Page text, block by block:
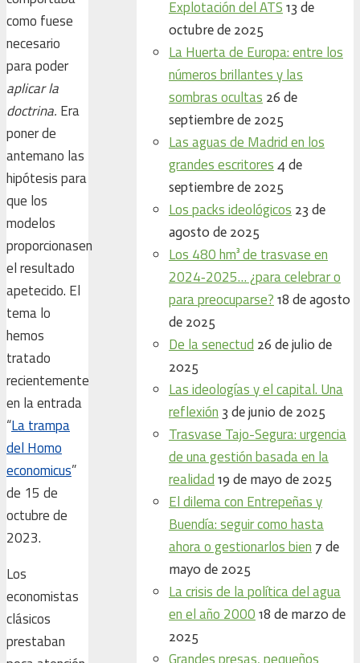
como fuese
necesario
para poder
aplicar la
doctrina. Era
poner de
antemano las
hipótesis para
que los
modelos
proporcionasen
el resultado
apetecido. El
tema lo
hemos
tratado
recientemente
en la entrada
“La trampa
del Homo
economicus”
de 15 de
octubre de
2023.
Los
economistas
clásicos
prestaban
Explotación del ATS 13 de
octubre de 2025
La Huerta de Europa: entre los
números brillantes y las
sombras ocultas 26 de
septiembre de 2025
Las aguas de Madrid en los
grandes escritores 4 de
septiembre de 2025
Los packs ideológicos 23 de
agosto de 2025
Los 480 hm³ de trasvase en
2024‑2025… ¿para celebrar o
para preocuparse? 18 de agosto
de 2025
De la senectud 26 de julio de
2025
Las ideologías y el capital. Una
reflexión 3 de junio de 2025
Trasvase Tajo-Segura: urgencia
de una gestión basada en la
realidad 19 de mayo de 2025
El dilema con Entrepeñas y
Buendía: seguir como hasta
ahora o gestionarlos bien 7 de
mayo de 2025
La crisis de la política del agua
en el año 2000 18 de marzo de
2025